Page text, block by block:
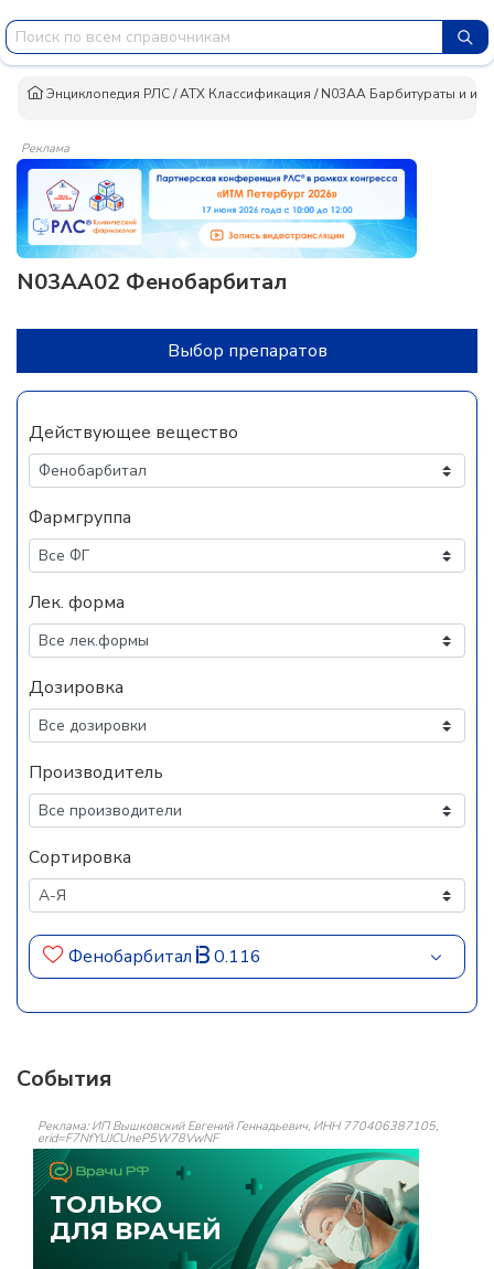
Энциклопедия РЛС/АТХ Классификация /N03AA Барбитураты и их
Реклама
N03AA02 Фенобарбитал
Выбор препаратов
Действующее вещество
Фармгруппа
Лек. форма
Дозировка
Производитель
Сортировка
Фенобарбитал 0.116
События
Реклама: ИП Вышковский Евгений Геннадьевич, ИНН 770406387105,
erid=F7NfYUJCUneP5W78VwNF